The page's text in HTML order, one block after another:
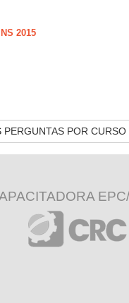
2015
PERGUNTAS POR CURSO